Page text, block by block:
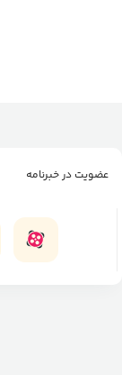
عضویت در خبرنامه